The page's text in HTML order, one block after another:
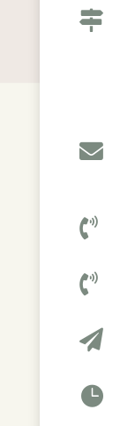





